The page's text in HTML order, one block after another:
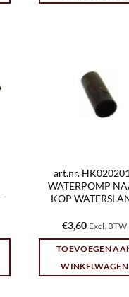
art.nr.
WATERPOMP
KOP
€3,60 Excl. BTW
TOEVOEGEN
WINKELWAGEN